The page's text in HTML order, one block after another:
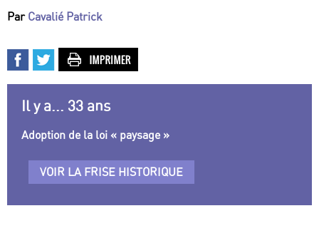
Par Cavalié Patrick
Il y a... 33 ans
Adoption de la loi « paysage »
VOIR LA FRISE HISTORIQUE